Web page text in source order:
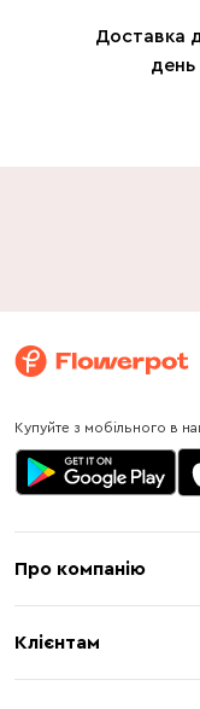
Доставка
день
Купуйте з мобільного в
Про компанію
Клієнтам